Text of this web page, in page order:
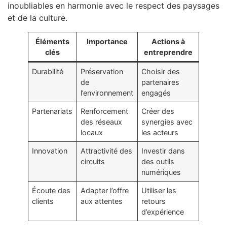
inoubliables en harmonie avec le respect des paysages
et de la culture.
Éléments
clés
Importance
Actions à
entreprendre
Durabilité
Préservation
de
l’environnement
Choisir des
partenaires
engagés
Partenariats
Renforcement
des réseaux
locaux
Créer des
synergies avec
les acteurs
Innovation
Attractivité des
circuits
Investir dans
des outils
numériques
Écoute des
clients
Adapter l’offre
aux attentes
Utiliser les
retours
d’expérience